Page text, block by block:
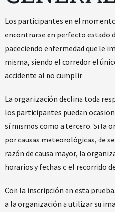
Los participantes en el
encontrarse en perfecto estado
padeciendo enfermedad que le
misma, siendo el corredor el
accidente al no cumplir.
La organización declina toda
los participantes puedan
sí mismos como a tercero. Si la
por causas meteorológicas, de
razón de causa mayor, la
horarios y fechas o el recorrido
Con la inscripción en esta
a la organización a utilizar su